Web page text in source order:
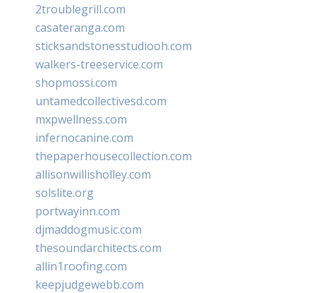
2troublegrill.com
casateranga.com
sticksandstonesstudiooh.com
walkers-treeservice.com
shopmossi.com
untamedcollectivesd.com
mxpwellness.com
infernocanine.com
thepaperhousecollection.com
allisonwillisholley.com
solslite.org
portwayinn.com
djmaddogmusic.com
thesoundarchitects.com
allin1roofing.com
keepjudgewebb.com